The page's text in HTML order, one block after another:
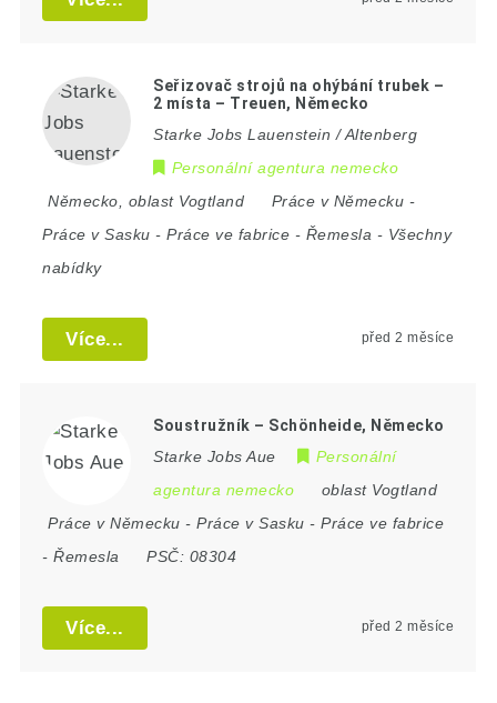
Seřizovač strojů na ohýbání trubek –
2 místa – Treuen, Německo
Starke Jobs Lauenstein / Altenberg
Personální agentura nemecko
Německo
oblast Vogtland Práce v Německu -
Práce v Sasku -Práce ve fabrice - Řemesla - Všechny
nabídky
Více... před 2 měsíce
Soustružník – Schönheide, Německo
Starke Jobs Aue
Personální
agentura nemecko
oblast Vogtland
Práce v Německu -Práce v Sasku -Práce ve fabrice
-Řemesla PSČ: 08304
Více... před 2 měsíce